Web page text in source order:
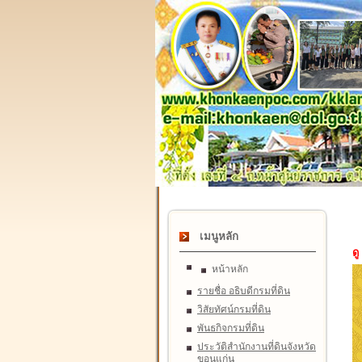
เมนูหลัก
หน้าหลัก
รายชื่อ อธิบดีกรมที่ดิน
วิสัยทัศน์กรมที่ดิน
พันธกิจกรมที่ดิน
ประวัติสำนักงานที่ดินจังหวัด
ขอนแก่น
ดู